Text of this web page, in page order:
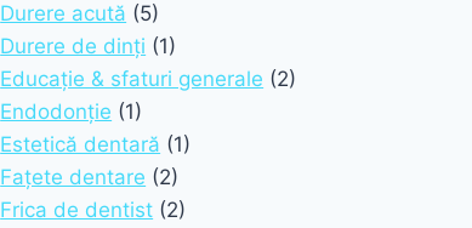
Durere acută (5)
Durere de dinți (1)
Educație & sfaturi generale (2)
Endodonție (1)
Estetică dentară (1)
Fațete dentare (2)
Frica de dentist (2)